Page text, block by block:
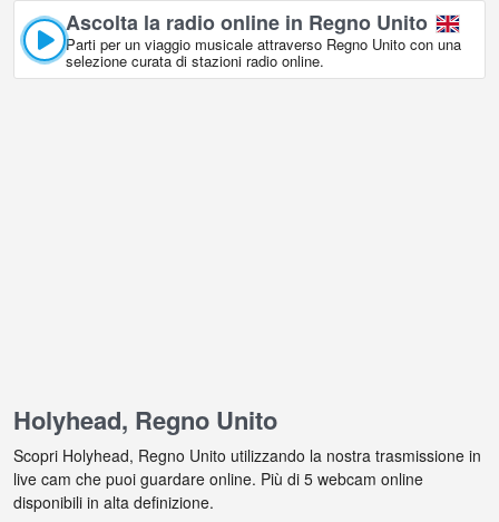
Ascolta la radio online in Regno Unito
Parti per un viaggio musicale attraverso Regno Unito con una
selezione curata di stazioni radio online.
Holyhead, Regno Unito
Scopri Holyhead, Regno Unito utilizzando la nostra trasmissione in
live cam che puoi guardare online. Più di 5 webcam online
disponibili in alta definizione.